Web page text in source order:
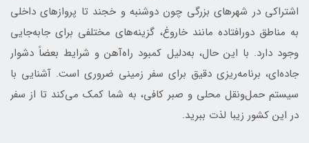
اشتراکی در شهرهای بزرگی چون دوشنبه و خجند تا پروازهای داخلی
به مناطق دورافتاده مانند خاروغ، گزینه‌های مختلفی برای جابه‌جایی
وجود دارد. با این حال، به‌دلیل کمبود راه‌آهن و شرایط بعضاً دشوار
جاده‌ای، برنامه‌ریزی دقیق برای سفر زمینی ضروری است. آشنایی با
سیستم حمل‌ونقل محلی و صبر کافی، به شما کمک می‌کند تا از سفر
در این کشور زیبا لذت ببرید.